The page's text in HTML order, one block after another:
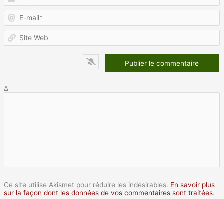
Δ
Ce site utilise Akismet pour réduire les indésirables. En savoir plus
sur la façon dont les données de vos commentaires sont traitées.